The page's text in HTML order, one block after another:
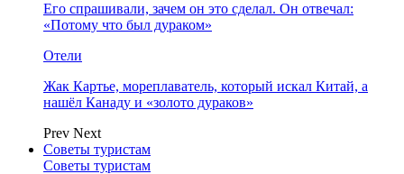
Его спрашивали, зачем он это сделал. Он отвечал:
«Потому что был дураком»
Отели
Жак Картье, мореплаватель, который искал Китай, а
нашёл Канаду и «золото дураков»
Prev Next
Советы туристам
Советы туристам